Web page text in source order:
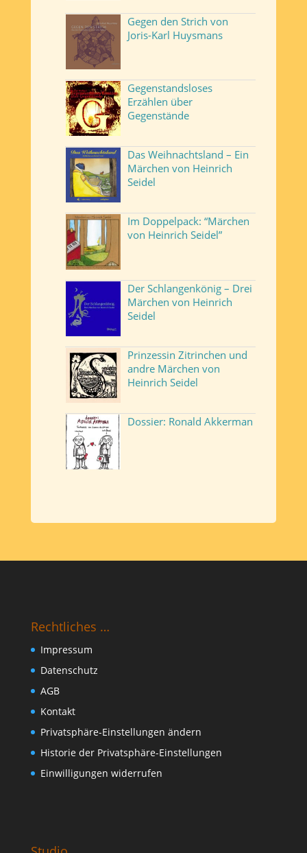
Gegen den Strich von
Joris-Karl Huysmans
Gegenstandsloses
Erzählen über
Gegenstände
Das Weihnachtsland – Ein
Märchen von Heinrich
Seidel
Im Doppelpack: “Märchen
von Heinrich Seidel”
Der Schlangenkönig – Drei
Märchen von Heinrich
Seidel
Prinzessin Zitrinchen und
andre Märchen von
Heinrich Seidel
Dossier: Ronald Akkerman
Rechtliches …
Impressum
Datenschutz
AGB
Kontakt
Privatsphäre-Einstellungen ändern
Historie der Privatsphäre-Einstellungen
Einwilligungen widerrufen